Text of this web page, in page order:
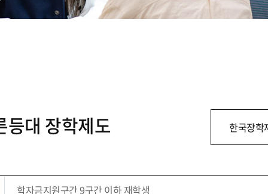
등대 장학제도 한국장학
학자금지원구간 9구간 이하 재학생